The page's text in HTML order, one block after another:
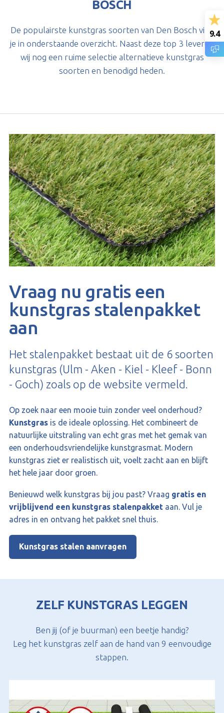
BOSCH
De populairste kunstgras soorten van Den Bosch vind
je in onderstaande overzicht. Naast deze top 3 leveren
wij nog een ruime selectie alternatieve kunstgras
soorten en benodigd heden.
Vraag nu gratis een
kunstgras stalenpakket
aan
Het stalenpakket bestaat uit de 6 soorten
kunstgras (Ulm - Aken - Kiel - Kleef - Bonn
- Goch) zoals op de website vermeld.
Op zoek naar een mooie tuin zonder veel onderhoud?
Kunstgras is de ideale oplossing. Het combineert de
natuurlijke uitstraling van echt gras met het gemak van
een onderhoudsvriendelijke kunstgrasmat. Modern
kunstgras ziet er realistisch uit, voelt zacht aan en blijft
het hele jaar door groen.
Benieuwd welk kunstgras bij jou past? Vraag gratis en
vrijblijvend een kunstgras stalenpakket aan. Vul je
adres in en ontvang het pakket snel thuis.
Kunstgras stalen aanvragen
ZELF KUNSTGRAS LEGGEN
Ben jij (of je buurman) een beetje handig?
Leg het kunstgras zelf aan de hand van 9 eenvoudige
stappen.
9.4